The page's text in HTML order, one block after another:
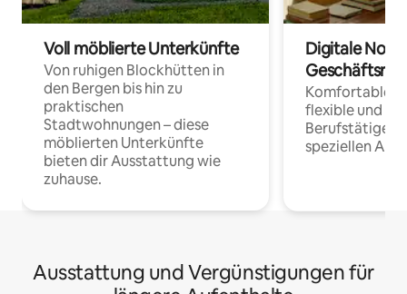
Voll möblierte Unterkünfte
Von ruhigen Blockhütten in
den Bergen bis hin zu
praktischen
Stadtwohnungen – diese
möblierten Unterkünfte
bieten dir Ausstattung wie
zuhause.
Digitale
Komfortable
flexible und
Berufstätige
speziellen
Ausstattung und Vergünstigungen für